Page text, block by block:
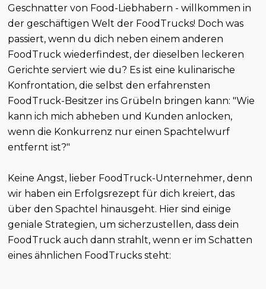
Geschnatter von Food-Liebhabern - willkommen in
der geschäftigen Welt der FoodTrucks! Doch was
passiert, wenn du dich neben einem anderen
FoodTruck wiederfindest, der dieselben leckeren
Gerichte serviert wie du? Es ist eine kulinarische
Konfrontation, die selbst den erfahrensten
FoodTruck-Besitzer ins Grübeln bringen kann: "Wie
kann ich mich abheben und Kunden anlocken,
wenn die Konkurrenz nur einen Spachtelwurf
entfernt ist?"
Keine Angst, lieber FoodTruck-Unternehmer, denn
wir haben ein Erfolgsrezept für dich kreiert, das
über den Spachtel hinausgeht. Hier sind einige
geniale Strategien, um sicherzustellen, dass dein
FoodTruck auch dann strahlt, wenn er im Schatten
eines ähnlichen FoodTrucks steht: